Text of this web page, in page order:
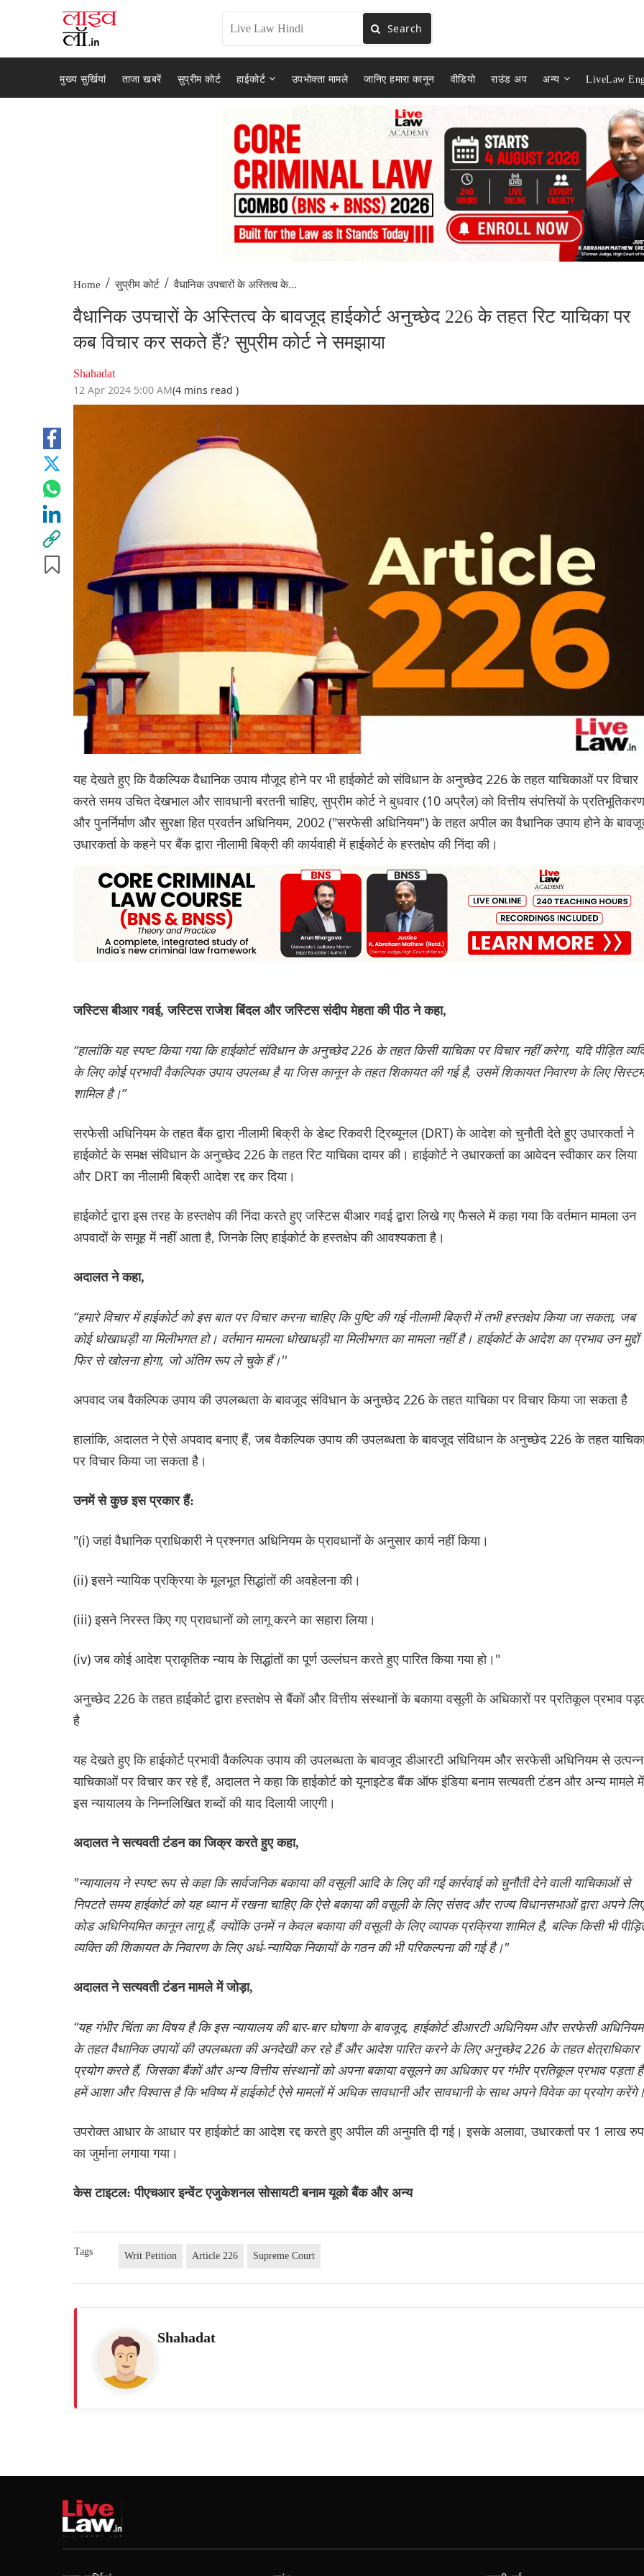
Search
मुख्य सुर्खियां ताजा खबरें सुप्रीम कोर्ट हाईकोर्ट उपभोक्ता मामले जानिए हमारा कानून वीडियो राउंड अप अन्य LiveLaw
Home / सुप्रीम कोर्ट / वैधानिक उपचारों के अस्तित्व के...
वैधानिक उपचारों के अस्तित्व के बावजूद हाईकोर्ट अनुच्छेद 226 के तहत रिट याचिका पर
कब विचार कर सकते हैं? सुप्रीम कोर्ट ने समझाया
Shahadat
12 Apr 2024 5:00 AM(4 mins read )
यह देखते हुए कि वैकल्पिक वैधानिक उपाय मौजूद होने पर भी हाईकोर्ट को संविधान के अनुच्छेद 226 के तहत याचिकाओं पर विचार
करते समय उचित देखभाल और सावधानी बरतनी चाहिए, सुप्रीम कोर्ट ने बुधवार (10 अप्रैल) को वित्तीय संपत्तियों के प्रतिभूतिकरण
और पुनर्निर्माण और सुरक्षा हित प्रवर्तन अधिनियम, 2002 ("सरफेसी अधिनियम") के तहत अपील का वैधानिक उपाय होने के
उधारकर्ता के कहने पर बैंक द्वारा नीलामी बिक्री की कार्यवाही में हाईकोर्ट के हस्तक्षेप की निंदा की।
जस्टिस बीआर गवई, जस्टिस राजेश बिंदल और जस्टिस संदीप मेहता की पीठ ने कहा,
“हालांकि यह स्पष्ट किया गया कि हाईकोर्ट संविधान के अनुच्छेद 226 के तहत किसी याचिका पर विचार नहीं करेगा, यदि पीड़ित
के लिए कोई प्रभावी वैकल्पिक उपाय उपलब्ध है या जिस कानून के तहत शिकायत की गई है, उसमें शिकायत निवारण के लिए सिस्टम
शामिल है।”
सरफेसी अधिनियम के तहत बैंक द्वारा नीलामी बिक्री के डेब्ट रिकवरी ट्रिब्यूनल (DRT) के आदेश को चुनौती देते हुए उधारकर्ता ने
हाईकोर्ट के समक्ष संविधान के अनुच्छेद 226 के तहत रिट याचिका दायर की। हाईकोर्ट ने उधारकर्ता का आवेदन स्वीकार कर लिया
और DRT का नीलामी बिक्री आदेश रद्द कर दिया।
हाईकोर्ट द्वारा इस तरह के हस्तक्षेप की निंदा करते हुए जस्टिस बीआर गवई द्वारा लिखे गए फैसले में कहा गया कि वर्तमान मामला उन
अपवादों के समूह में नहीं आता है, जिनके लिए हाईकोर्ट के हस्तक्षेप की आवश्यकता है।
अदालत ने कहा,
“हमारे विचार में हाईकोर्ट को इस बात पर विचार करना चाहिए कि पुष्टि की गई नीलामी बिक्री में तभी हस्तक्षेप किया जा सकता, जब
कोई धोखाधड़ी या मिलीभगत हो। वर्तमान मामला धोखाधड़ी या मिलीभगत का मामला नहीं है। हाईकोर्ट के आदेश का प्रभाव उन मुद्दों
फिर से खोलना होगा, जो अंतिम रूप ले चुके हैं।''
अपवाद जब वैकल्पिक उपाय की उपलब्धता के बावजूद संविधान के अनुच्छेद 226 के तहत याचिका पर विचार किया जा सकता है
हालांकि, अदालत ने ऐसे अपवाद बनाए हैं, जब वैकल्पिक उपाय की उपलब्धता के बावजूद संविधान के अनुच्छेद 226 के तहत
पर विचार किया जा सकता है।
उनमें से कुछ इस प्रकार हैं:
"(i) जहां वैधानिक प्राधिकारी ने प्रश्नगत अधिनियम के प्रावधानों के अनुसार कार्य नहीं किया।
(ii) इसने न्यायिक प्रक्रिया के मूलभूत सिद्धांतों की अवहेलना की।
(iii) इसने निरस्त किए गए प्रावधानों को लागू करने का सहारा लिया।
(iv) जब कोई आदेश प्राकृतिक न्याय के सिद्धांतों का पूर्ण उल्लंघन करते हुए पारित किया गया हो।"
अनुच्छेद 226 के तहत हाईकोर्ट द्वारा हस्तक्षेप से बैंकों और वित्तीय संस्थानों के बकाया वसूली के अधिकारों पर प्रतिकूल प्रभाव
है
यह देखते हुए कि हाईकोर्ट प्रभावी वैकल्पिक उपाय की उपलब्धता के बावजूद डीआरटी अधिनियम और सरफेसी अधिनियम से उत्पन्न
याचिकाओं पर विचार कर रहे हैं, अदालत ने कहा कि हाईकोर्ट को यूनाइटेड बैंक ऑफ इंडिया बनाम सत्यवती टंडन और अन्य मामले में
इस न्यायालय के निम्नलिखित शब्दों की याद दिलायी जाएगी।
अदालत ने सत्यवती टंडन का जिक्र करते हुए कहा,
"न्यायालय ने स्पष्ट रूप से कहा कि सार्वजनिक बकाया की वसूली आदि के लिए की गई कार्रवाई को चुनौती देने वाली याचिकाओं से
निपटते समय हाईकोर्ट को यह ध्यान में रखना चाहिए कि ऐसे बकाया की वसूली के लिए संसद और राज्य विधानसभाओं द्वारा अपने लिए
कोड अधिनियमित कानून लागू हैं, क्योंकि उनमें न केवल बकाया की वसूली के लिए व्यापक प्रक्रिया शामिल है, बल्कि किसी भी
व्यक्ति की शिकायत के निवारण के लिए अर्ध-न्यायिक निकायों के गठन की भी परिकल्पना की गई है।"
अदालत ने सत्यवती टंडन मामले में जोड़ा,
“यह गंभीर चिंता का विषय है कि इस न्यायालय की बार-बार घोषणा के बावजूद, हाईकोर्ट डीआरटी अधिनियम और सरफेसी अधिनियम
के तहत वैधानिक उपायों की उपलब्धता की अनदेखी कर रहे हैं और आदेश पारित करने के लिए अनुच्छेद 226 के तहत क्षेत्राधिकार
प्रयोग करते हैं, जिसका बैंकों और अन्य वित्तीय संस्थानों को अपना बकाया वसूलने का अधिकार पर गंभीर प्रतिकूल प्रभाव पड़ता
हमें आशा और विश्वास है कि भविष्य में हाईकोर्ट ऐसे मामलों में अधिक सावधानी और सावधानी के साथ अपने विवेक का प्रयोग
उपरोक्त आधार के आधार पर हाईकोर्ट का आदेश रद्द करते हुए अपील की अनुमति दी गई। इसके अलावा, उधारकर्ता पर 1 लाख
का जुर्माना लगाया गया।
केस टाइटल: पीएचआर इन्वेंट एजुकेशनल सोसायटी बनाम यूको बैंक और अन्य
Tags Writ Petition Article 226 Supreme Court
Shahadat